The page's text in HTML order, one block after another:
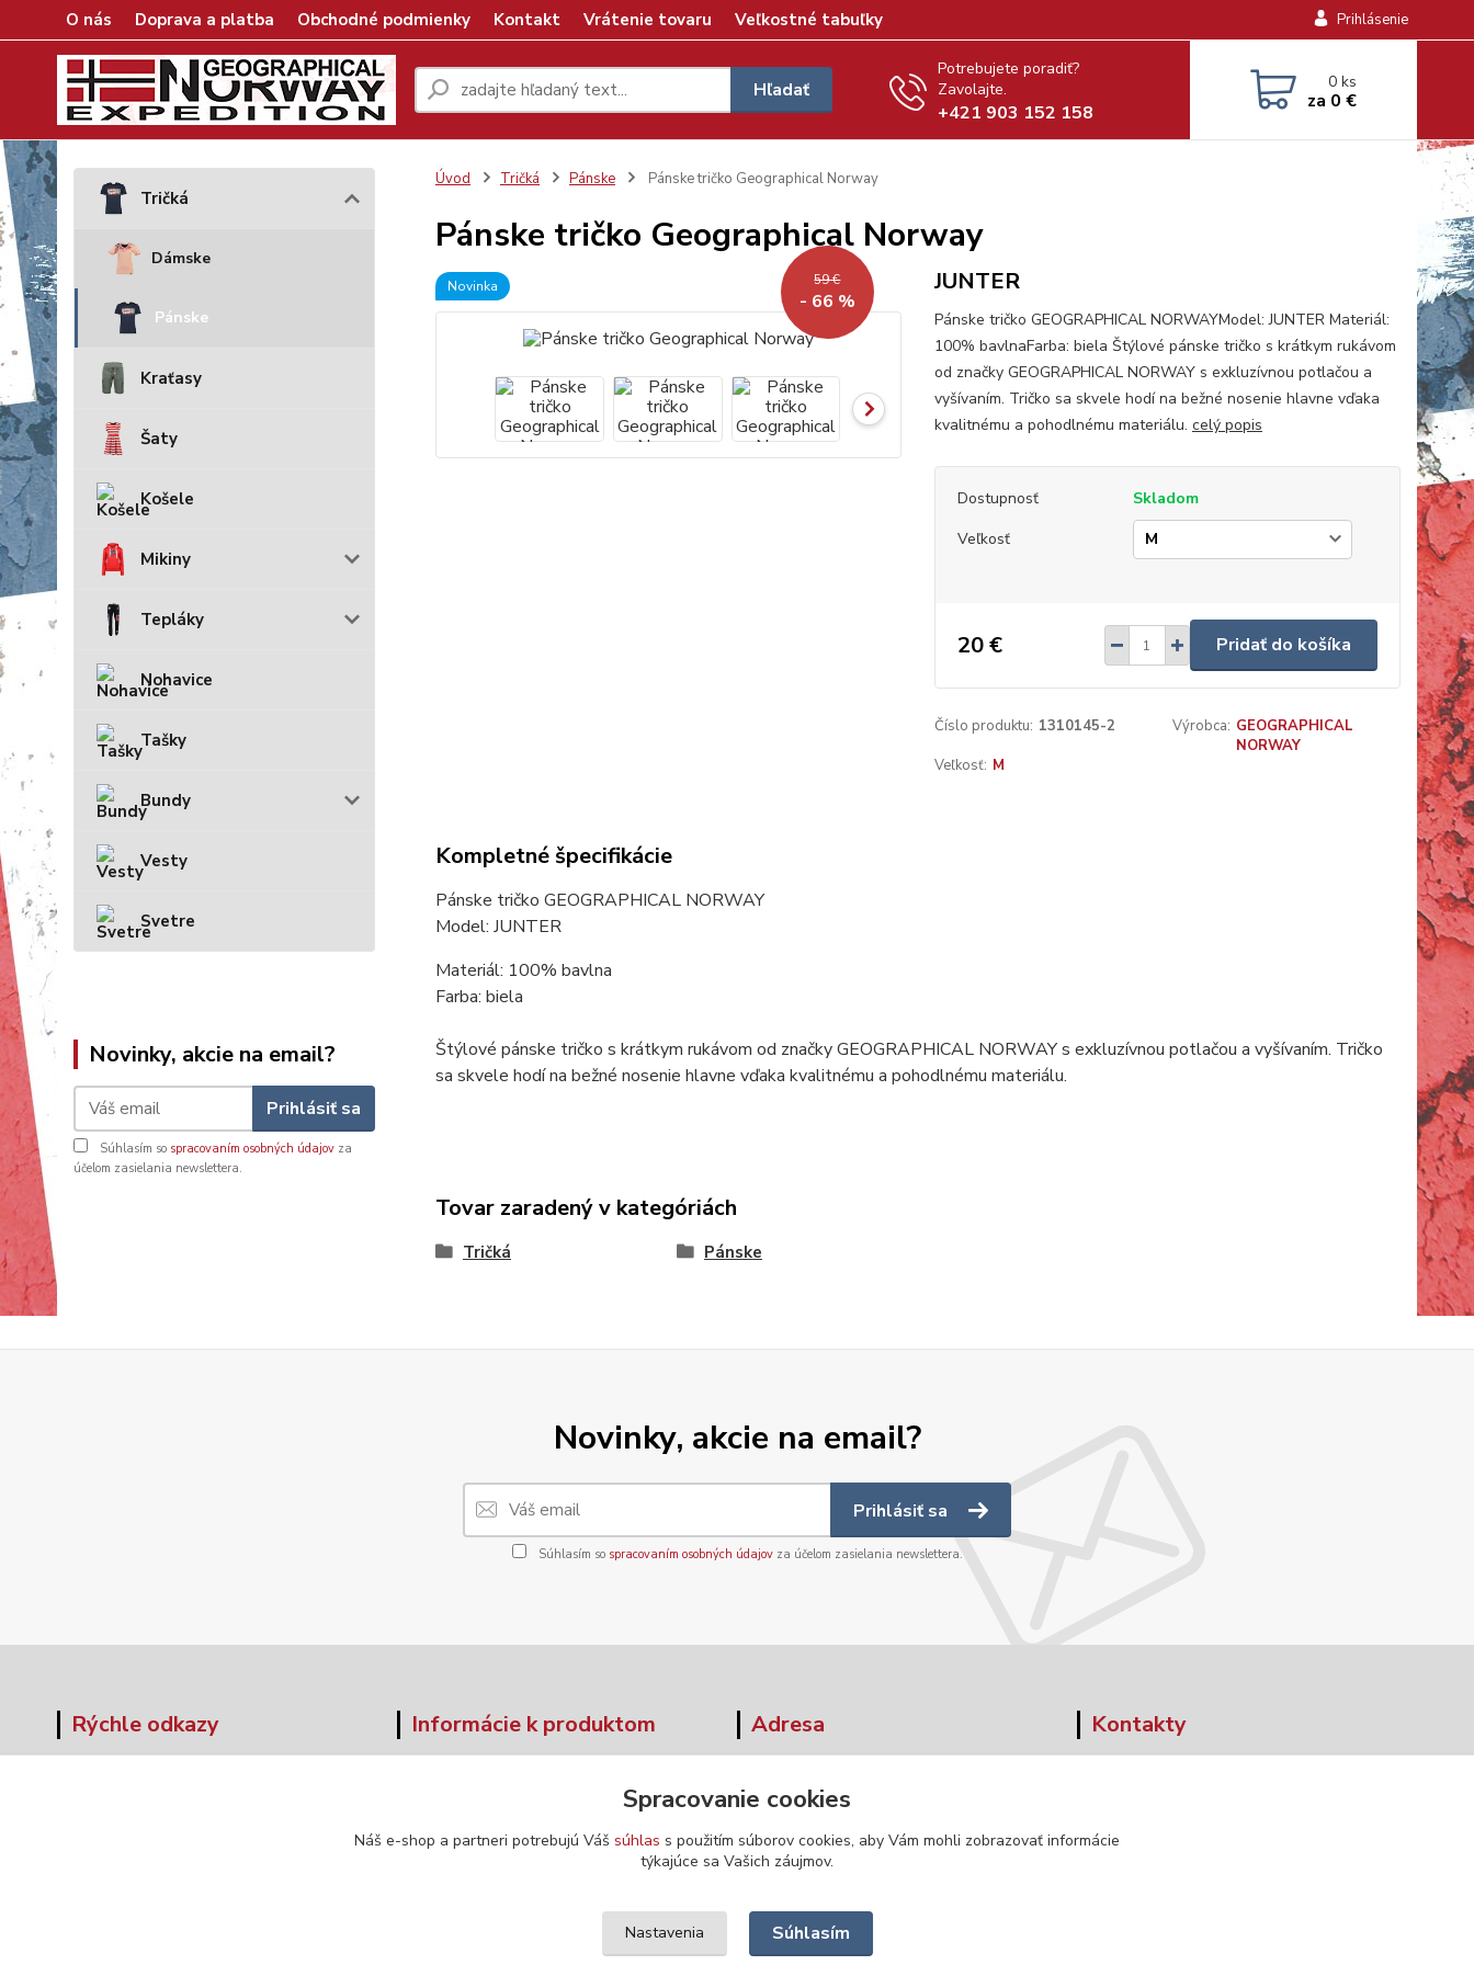
O nás Doprava a platba Obchodné podmienky Kontakt Vrátenie tovaru Veľkostné tabuľky Prihlásenie
Hľadať
Potrebujete poradiť?
Zavolajte.
+421 903 152 158
0ks
za 0 €
Tričká
Dámske
Pánske
Kraťasy
Šaty
Košele
Mikiny
Tepláky
Nohavice
Tašky
Bundy
Vesty
Svetre
Novinky, akcie na email?
Prihlásiť sa
Súhlasím so spracovaním osobných údajov za
účelom zasielania newslettera.
Úvod Tričká Pánske Pánske tričko Geographical Norway
Pánske tričko Geographical Norway
Novinka 59 €
- 66 %
JUNTER
Pánske tričko GEOGRAPHICAL NORWAYModel: JUNTER Materiál:
100% bavlnaFarba: biela Štýlové pánske tričko s krátkym rukávom
od značky GEOGRAPHICAL NORWAY s exkluzívnou potlačou a
vyšívaním. Tričko sa skvele hodí na bežné nosenie hlavne vďaka
kvalitnému a pohodlnému materiálu. celý popis
Dostupnosť
Skladom
Veľkosť
20 € Pridať do košíka
Číslo produktu: 1310145-2 Výrobca: GEOGRAPHICAL
NORWAY
Veľkosť: M
Kompletné špecifikácie
Pánske tričko GEOGRAPHICAL NORWAY
Model: JUNTER
Materiál: 100% bavlna
Farba: biela
Štýlové pánske tričko s krátkym rukávom od značky GEOGRAPHICAL NORWAY s exkluzívnou potlačou a vyšívaním. Tričko
sa skvele hodí na bežné nosenie hlavne vďaka kvalitnému a pohodlnému materiálu.
Tovar zaradený v kategóriách
Tričká Pánske
Novinky, akcie na email?
Prihlásiť sa
Súhlasím so spracovaním osobných údajovza účelom zasielania newslettera.
Rýchle odkazy Informácie k produktom Adresa
Banská Bystrica
974 04
Kontakty
info@norwaywear.sk
Spracovanie cookies
Náš e-shop a partneri potrebujú Váš súhlas s použitím súborov cookies, aby Vám mohli zobrazovať informácie
týkajúce sa Vašich záujmov.
Nastavenia Súhlasím